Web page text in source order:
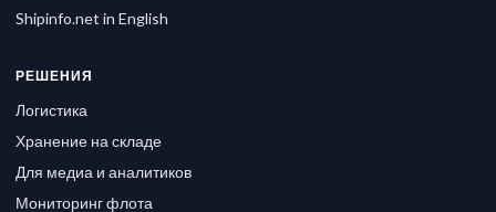
Shipinfo.net in English
РЕШЕНИЯ
Логистика
Хранение на складе
Для медиа и аналитиков
Мониторинг флота